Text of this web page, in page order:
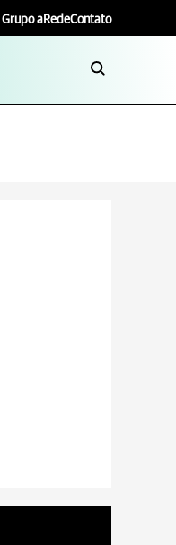
Grupo aRedeContato